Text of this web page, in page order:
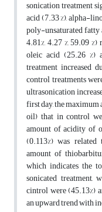
sonication treatment
acid (7.33 %), alpha-
poly-unsaturated fatty
4.81%, 4.27 %, 59.09
oleic acid (25.26 %)
treatment increased
control treatments
ultrasonication
first day, the
oil) that in control
amount of acidity of
(0.113%) was
amount of
which indicates the
sonicated
cintrol were (45.13%)
an upward trend with